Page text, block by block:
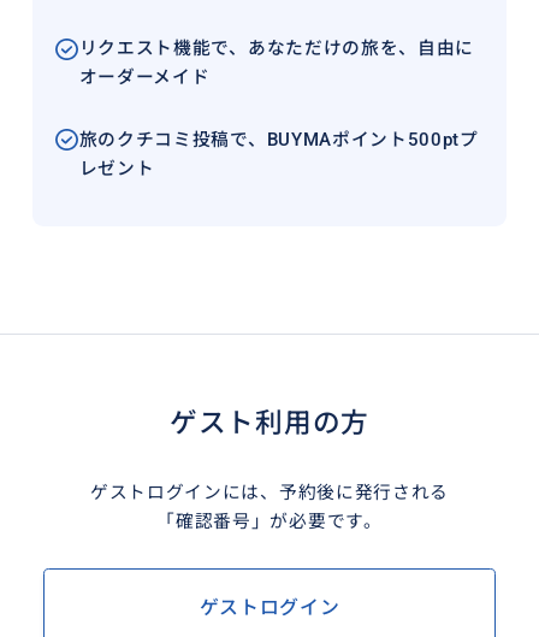
リクエスト機能で、あなただけの旅を、自由に
オーダーメイド
旅のクチコミ投稿で、BUYMAポイント500ptプ
レゼント
ゲスト利用の方
ゲストログインには、予約後に発行される
「確認番号」が必要です。
ゲストログイン